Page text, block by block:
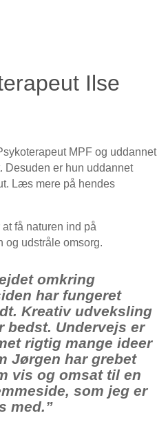
Ilse
MPF og uddannet
Desuden er hun uddannet
Læs mere på hendes
få naturen ind på
og udstråle omsorg.
omkring
har fungeret
Kreativ udveksling
bedst. Undervejs er
rigtig mange ideer
Jørgen har grebet
vis og omsat til en
som jeg er
med.”